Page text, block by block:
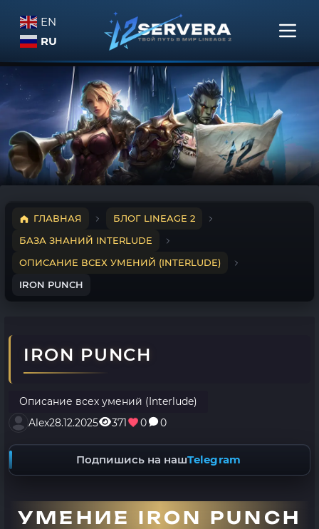
EN
RU
ГЛАВНАЯ
БЛОГ LINEAGE 2
БАЗА ЗНАНИЙ INTERLUDE
ОПИСАНИЕ ВСЕХ УМЕНИЙ (INTERLUDE)
IRON PUNCH
IRON PUNCH
Описание всех умений (Interlude)
Alex28.12.2025 371 0 0
Подпишись на нашTelegram
УМЕНИЕ IRON PUNCH